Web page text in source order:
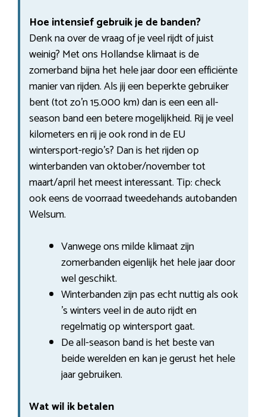
Hoe intensief gebruik je de banden?
Denk na over de vraag of je veel rijdt of juist
weinig? Met ons Hollandse klimaat is de
zomerband bijna het hele jaar door een efficiënte
manier van rijden. Als jij een beperkte gebruiker
bent (tot zo’n 15.000 km) dan is een een all-
season band een betere mogelijkheid. Rij je veel
kilometers en rij je ook rond in de EU
wintersport-regio’s? Dan is het rijden op
winterbanden van oktober/november tot
maart/april het meest interessant. Tip: check
ook eens de voorraad tweedehands autobanden
Welsum.
Vanwege ons milde klimaat zijn
zomerbanden eigenlijk het hele jaar door
wel geschikt.
Winterbanden zijn pas echt nuttig als ook
’s winters veel in de auto rijdt en
regelmatig op wintersport gaat.
De all-season band is het beste van
beide werelden en kan je gerust het hele
jaar gebruiken.
Wat wil ik betalen